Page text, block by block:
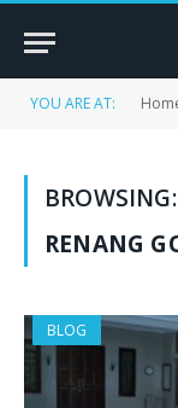
YOU ARE AT:
BROWSING:
RENANG
BLOG